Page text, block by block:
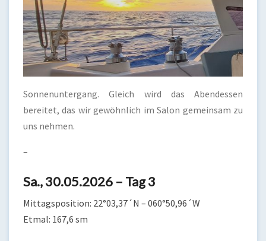
Sonnenuntergang. Gleich wird das Abendessen
bereitet, das wir gewöhnlich im Salon gemeinsam zu
uns nehmen.
–
Sa., 30.05.2026 – Tag 3
Mittagsposition: 22°03,37´N – 060°50,96´W
Etmal: 167,6 sm